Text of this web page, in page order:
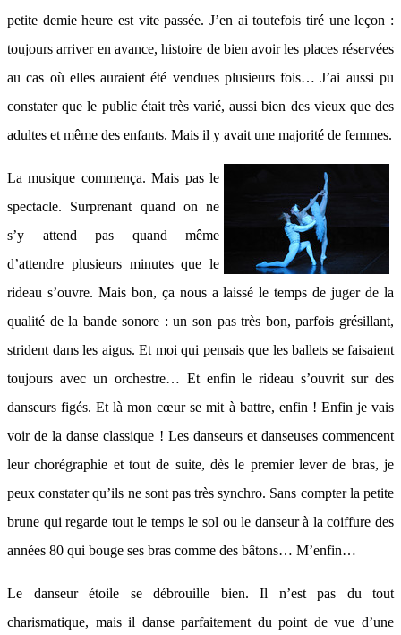
petite demie heure est vite passée. J’en ai toutefois tiré une leçon :
toujours arriver en avance, histoire de bien avoir les places réservées
au cas où elles auraient été vendues plusieurs fois… J’ai aussi pu
constater que le public était très varié, aussi bien des vieux que des
adultes et même des enfants. Mais il y avait une majorité de femmes.
La musique commença. Mais pas le
spectacle. Surprenant quand on ne
s’y attend pas quand même
d’attendre plusieurs minutes que le
rideau s’ouvre. Mais bon, ça nous a laissé le temps de juger de la
qualité de la bande sonore : un son pas très bon, parfois grésillant,
strident dans les aigus. Et moi qui pensais que les ballets se faisaient
toujours avec un orchestre… Et enfin le rideau s’ouvrit sur des
danseurs figés. Et là mon cœur se mit à battre, enfin ! Enfin je vais
voir de la danse classique ! Les danseurs et danseuses commencent
leur chorégraphie et tout de suite, dès le premier lever de bras, je
peux constater qu’ils ne sont pas très synchro. Sans compter la petite
brune qui regarde tout le temps le sol ou le danseur à la coiffure des
années 80 qui bouge ses bras comme des bâtons… M’enfin…
Le danseur étoile se débrouille bien. Il n’est pas du tout
charismatique, mais il danse parfaitement du point de vue d’une